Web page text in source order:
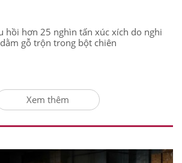
hồi hơn 25 nghìn tấn xúc xích do nghi
gỗ trộn trong bột chiên
Xem thêm